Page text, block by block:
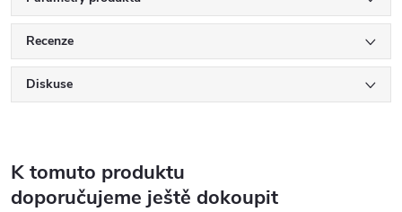
Recenze
Diskuse
K tomuto produktu
doporučujeme ještě dokoupit